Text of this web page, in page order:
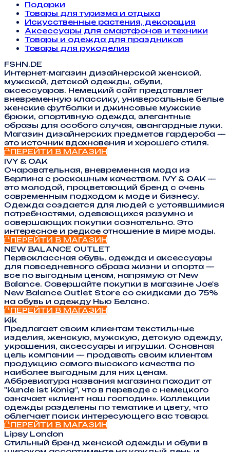
Подарки
Товары для туризма и отдыха
Искусственные растения, декорация
Аксессуары для смартфонов и техники
Товары и одежда для праздников
Товары для рукоделия
FSHN.DE
Интернет-магазин дизайнерской женской,
мужской, детской одежды, обуви,
аксессуаров. Немецкий сайт представляет
вневременную классику, универсальные белые
женские футболки и джинсовые мужские
брюки, спортивную одежда, элегантные
образы для особого случая, авангардные луки.
Магазин дизайнерских предметов гардероба —
это источник вдохновения и хорошего стиля.
ПЕРЕЙТИ В МАГАЗИН
IVY & OAK
Очаровательная, вневременная мода из
Берлина с роскошным качеством. IVY & OAK —
это молодой, процветающий бренд с очень
современным подходом к моде и бизнесу.
Одежда создается для людей с устоявшимися
потребностями, одевающихся разумно и
совершающих покупки сознательно. Это
интересное и редкое отношение в мире моды.
ПЕРЕЙТИ В МАГАЗИН
NEW BALANCE OUTLET
Первоклассная обувь, одежда и аксессуары
для повседневного образа жизни и спорта —
все по выгодным ценам, напрямую от New
Balance. Совершайте покупки в магазине Joe's
New Balance Outlet Store со скидками до 75%
на обувь и одежду Нью Беланс.
ПЕРЕЙТИ В МАГАЗИН
Kik
Предлагает своим клиентам текстильные
изделия, женскую, мужскую, детскую одежду,
украшения, аксессуары и игрушки. Основная
цель компании — продавать своим клиентам
продукцию самого высокого качества по
наиболее выгодным для них ценам.
Аббревиатура названия магазина походит от
"Kunde ist König”, что в переводе с немецкого
означает «клиент наш господин». Коллекции
одежды разделены по тематике и цвету, что
облегчает поиск интересующего вас товара.
ПЕРЕЙТИ В МАГАЗИН
Lipsy London
Стильный бренд женской одежды и обуви в